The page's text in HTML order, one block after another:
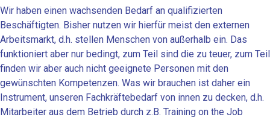
Wir haben einen wachsenden Bedarf an qualifizierten
Beschäftigten. Bisher nutzen wir hierfür meist den externen
Arbeitsmarkt, d.h. stellen Menschen von außerhalb ein. Das
funktioniert aber nur bedingt, zum Teil sind die zu teuer, zum Teil
finden wir aber auch nicht geeignete Personen mit den
gewünschten Kompetenzen. Was wir brauchen ist daher ein
Instrument, unseren Fachkräftebedarf von innen zu decken, d.h.
Mitarbeiter aus dem Betrieb durch z.B. Training on the Job